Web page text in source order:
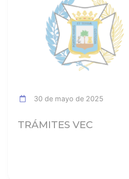
30 de mayo de 2025
TRÁMITES VEC